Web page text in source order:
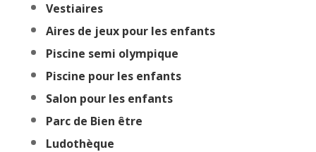
Vestiaires
Aires de jeux pour les enfants
Piscine semi olympique
Piscine pour les enfants
Salon pour les enfants
Parc de Bien être
Ludothèque